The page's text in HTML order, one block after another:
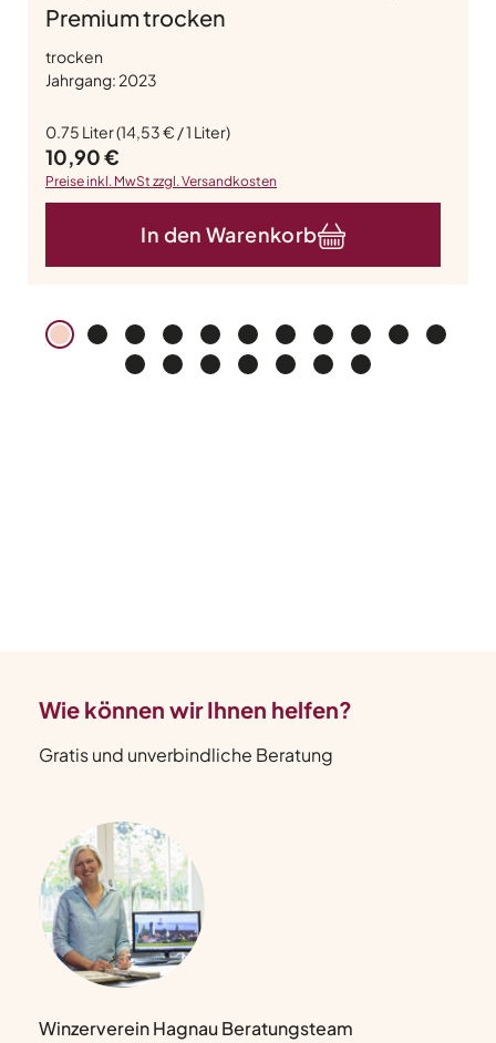
Premium trocken
trocken
Jahrgang: 2023
0.75 Liter(14,53 € / 1 Liter)
Regulärer Preis:
10,90 €
Preise inkl. MwSt zzgl. Versandkosten
In den Warenkorb
Wie können wir Ihnen helfen?
Gratis und unverbindliche Beratung
Winzerverein Hagnau Beratungsteam